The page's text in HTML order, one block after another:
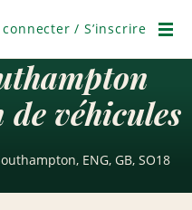
connecter / S’inscrire
véhicules
ENG, GB, SO18